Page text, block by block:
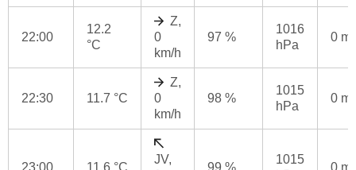
22:00
12.2
°C
Z,
0
km/h
97 %
1016
hPa
0
22:30 11.7 °C
Z,
0
km/h
98 %
1015
hPa
0
JV,
1015